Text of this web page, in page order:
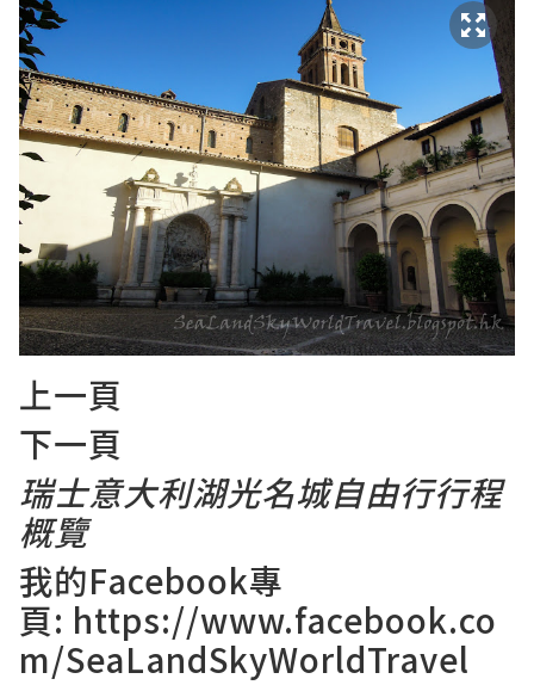
上一頁
下一頁
瑞士意大利湖光名城自由行行程
概覽
我的Facebook專
頁: https://www.facebook.co
m/SeaLandSkyWorldTravel